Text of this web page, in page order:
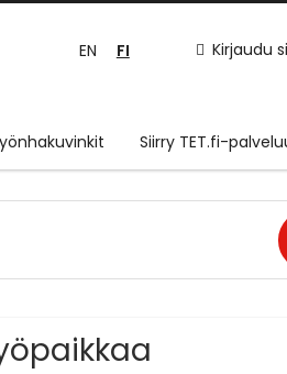
Kirjaudu
EN FI
Siirry TET.fi-